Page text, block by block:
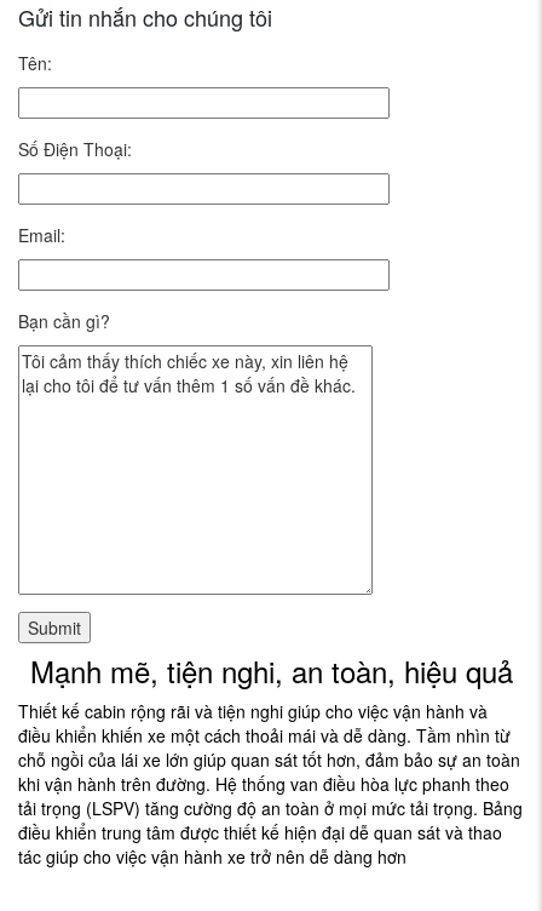
Gửi tin nhắn cho chúng tôi
Tên:
Số Điện Thoại:
Email:
Bạn cần gì?
Mạnh mẽ, tiện nghi, an toàn, hiệu quả
Thiết kế cabin rộng rãi và tiện nghi giúp cho việc vận hành và
điều khiển khiến xe một cách thoải mái và dễ dàng. Tầm nhìn từ
chỗ ngồi của lái xe lớn giúp quan sát tốt hơn, đảm bảo sự an toàn
khi vận hành trên đường. Hệ thống van điều hòa lực phanh theo
tải trọng (LSPV) tăng cường độ an toàn ở mọi mức tải trọng. Bảng
điều khiển trung tâm được thiết kế hiện đại dễ quan sát và thao
tác giúp cho việc vận hành xe trở nên dễ dàng hơn